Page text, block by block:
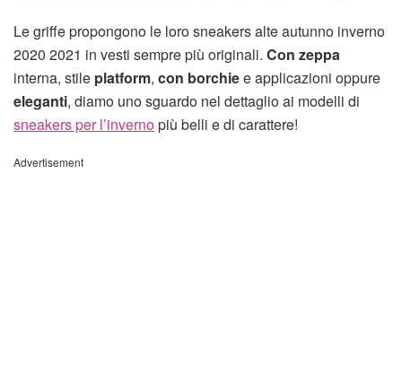
Le griffe propongono le loro sneakers alte autunno inverno
2020 2021 in vesti sempre più originali. Con zeppa
interna, stile platform, con borchiee applicazioni oppure
eleganti, diamo uno sguardo nel dettaglio ai modelli di
sneakers per l’invernopiù belli e di carattere!
Advertisement